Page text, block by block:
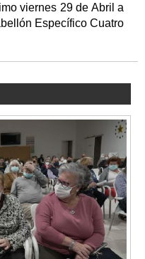
viernes 29 de Abril a
Específico Cuatro